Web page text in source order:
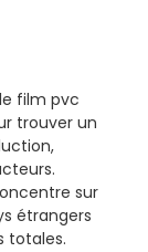
film pvc
trouver un
sur
étrangers
totales.